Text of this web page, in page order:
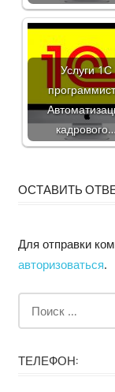
Услуги 1С
кадрового…
ОСТАВИТЬ
Для отправки
авторизоваться.
ТЕЛЕФОН: